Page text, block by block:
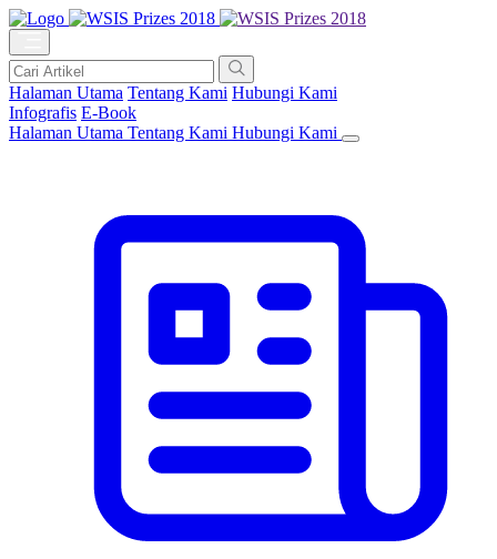
Halaman Utama Tentang Kami Hubungi Kami
Infografis E-Book
Halaman Utama Tentang Kami Hubungi Kami